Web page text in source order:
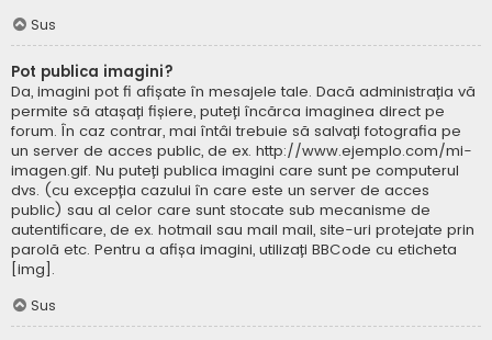
Sus
Pot publica imagini?
Da, imagini pot fi afișate în mesajele tale. Dacă administrația vă
permite să atașați fișiere, puteți încărca imaginea direct pe
forum. În caz contrar, mai întâi trebuie să salvați fotografia pe
un server de acces public, de ex. http://www.ejemplo.com/mi-
imagen.gif. Nu puteți publica imagini care sunt pe computerul
dvs. (cu excepția cazului în care este un server de acces
public) sau al celor care sunt stocate sub mecanisme de
autentificare, de ex. hotmail sau mail mail, site-uri protejate prin
parolă etc. Pentru a afișa imagini, utilizați BBCode cu eticheta
[img].
Sus